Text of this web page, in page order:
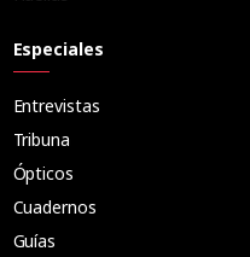
Especiales
Entrevistas
Tribuna
Ópticos
Cuadernos
Guías